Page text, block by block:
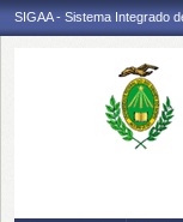
SIGAA - Sistema Integrado